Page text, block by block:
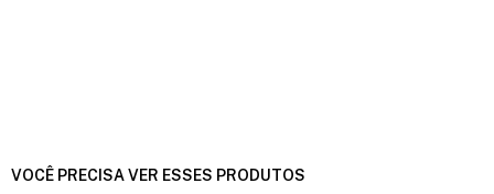
VOCÊ PRECISA VER ESSES PRODUTOS